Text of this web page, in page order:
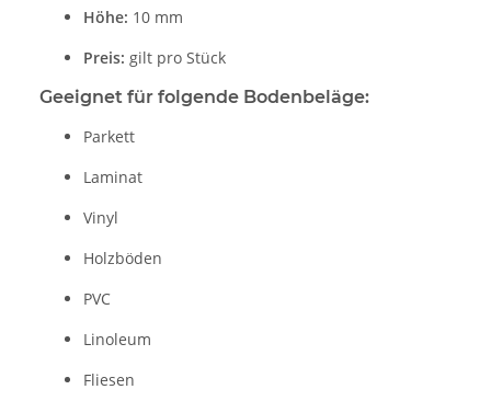
Höhe: 10 mm
Preis: gilt pro Stück
Geeignet für folgende Bodenbeläge:
Parkett
Laminat
Vinyl
Holzböden
PVC
Linoleum
Fliesen